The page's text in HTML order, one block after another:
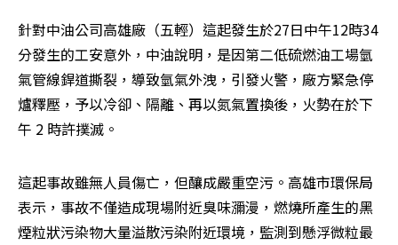
針對中油公司高雄廠（五輕）這起發生於27日中午12時34
分發生的工安意外，中油說明，是因第二低硫燃油工場氫
氣管線銲道撕裂，導致氫氣外洩，引發火警，廠方緊急停
爐釋壓，予以冷卻、隔離、再以氮氣置換後，火勢在於下
午 2 時許撲滅。
這起事故雖無人員傷亡，但釀成嚴重空污。高雄市環保局
表示，事故不僅造成現場附近臭味瀰漫，燃燒所產生的黑
煙粒狀污染物大量溢散污染附近環境，監測到懸浮微粒最